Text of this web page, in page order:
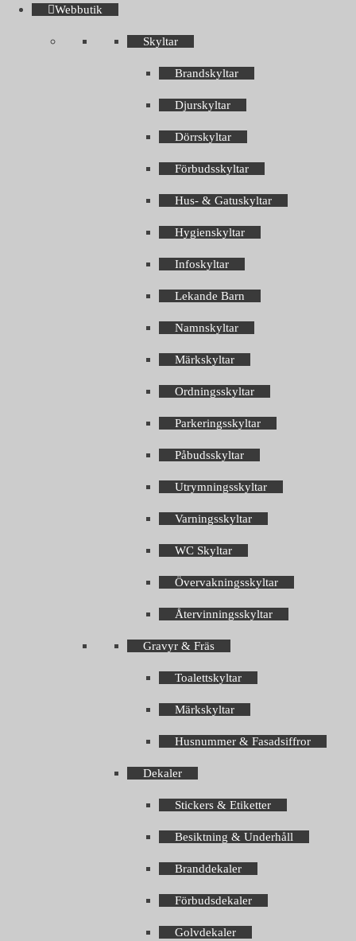
Webbutik
Skyltar
Brandskyltar
Djurskyltar
Dörrskyltar
Förbudsskyltar
Hus- & Gatuskyltar
Hygienskyltar
Infoskyltar
Lekande Barn
Namnskyltar
Märkskyltar
Ordningsskyltar
Parkeringsskyltar
Påbudsskyltar
Utrymningsskyltar
Varningsskyltar
WC Skyltar
Övervakningsskyltar
Återvinningsskyltar
Gravyr & Fräs
Toalettskyltar
Märkskyltar
Husnummer & Fasadsiffror
Dekaler
Stickers & Etiketter
Besiktning & Underhåll
Branddekaler
Förbudsdekaler
Golvdekaler